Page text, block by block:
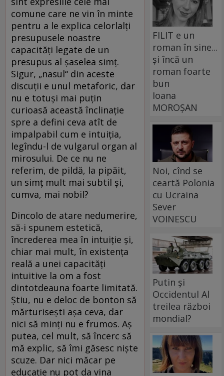
comune care ne vin în minte
pentru a le explica celorlalți
presupusele noastre
capacități legate de un
presupus al șaselea simț.
Sigur, „nasul“ din aceste
discuții e unul metaforic, dar
nu e totuși mai puțin
curioasă această înclinație
spre a defini ceva atît de
impalpabil cum e intuiția,
legîndu-l de vulgarul organ al
mirosului. De ce nu ne
referim, de pildă, la pipăit,
un simț mult mai subtil și,
cumva, mai nobil?
Dincolo de atare nedumerire,
să-i spunem estetică,
încrederea mea în intuiție și,
chiar mai mult, în existența
reală a unei capacități
intuitive la om a fost
dintotdeauna foarte limitată.
Știu, nu e deloc de bonton să
mărturisești așa ceva, dar
nici să minți nu e frumos. Aș
putea, cel mult, să încerc să
mă explic, să îmi găsesc niște
scuze. Dar nici măcar pe
educație nu pot da vina
FILIT e un
roman în sine...
și încă un
roman foarte
bun
Ioana
MOROȘAN
Noi, cînd se
ceartă Polonia
cu Ucraina
Sever
VOINESCU
Putin și
Occidentul Al
treilea război
mondial?